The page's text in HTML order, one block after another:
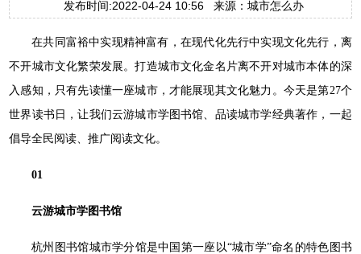
发布时间:2022-04-24 10:56 来源：城市怎么办
在共同富裕中实现精神富有，在现代化先行中实现文化先行，离
不开城市文化繁荣发展。打造城市文化金名片离不开对城市本体的深
入感知，只有先读懂一座城市，才能展现其文化魅力。今天是第27个
世界读书日，让我们云游城市学图书馆、品读城市学经典著作，一起
倡导全民阅读、推广阅读文化。
01
云游城市学图书馆
杭州图书馆城市学分馆是中国第一座以“城市学”命名的特色图书